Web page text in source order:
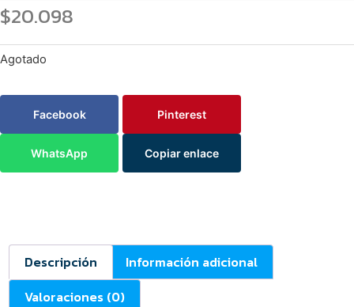
$20.098
Agotado
Facebook Pinterest
WhatsApp Copiar enlace
Descripción
Información adicional
Valoraciones (0)